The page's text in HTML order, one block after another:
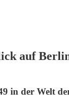
auf
in der Welt